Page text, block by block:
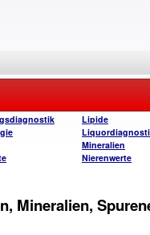
Lipide
Mineralien
Nierenwerte
Mineralien,